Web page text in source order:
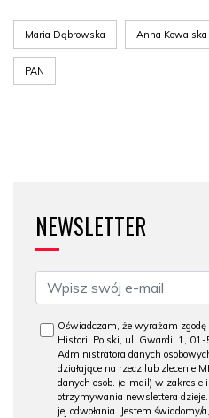
Maria Dąbrowska Anna Kowalska
PAN
NEWSLETTER
Oświadczam, że wyrażam
Historii Polski, ul. Gwardii 1, 01-
Administratora danych
działające na rzecz lub zlecenie
danych osob. (e-mail) w zakresie
otrzymywania newslettera
jej odwołania. Jestem